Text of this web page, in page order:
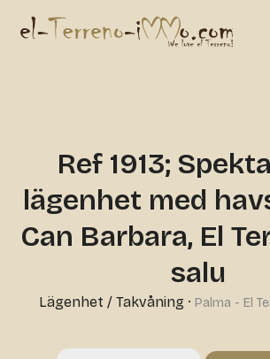
Ref 1913;
lägenhet med
Can Barbara, El
salu
Lägenhet / Takvåning · Palma - El